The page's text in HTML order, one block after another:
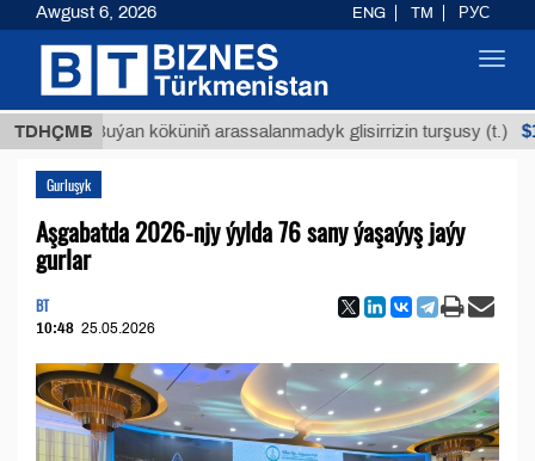
TDHÇMB
Buýan köküniň arassalanmadyk glisirrizin turşusy (t.)
Gurluşyk
Aşgabatda 2026-njy ýylda 76 sany ýaşaýyş jaýy
gurlar
BT
10:48 25.05.2026
Awgust 6, 2026 ENG TM РУС